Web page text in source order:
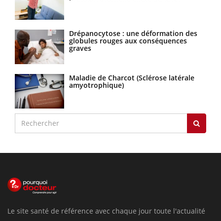
Drépanocytose : une déformation des
globules rouges aux conséquences
graves
Maladie de Charcot (Sclérose latérale
amyotrophique)
Le site santé de référence avec chaque jour toute l'actualité